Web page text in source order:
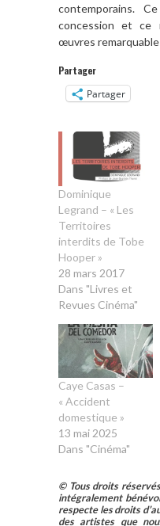
contemporains.
concession et ce
œuvres
Partager
Partager
Dominique
Legrand – « Les
Territoires
interdits de Tobe
Hooper »
28 mars 2017
Dans "Livres et
Revues Cinéma"
Caye Casas –
« Accident
domestique »
13 mai 2025
Dans "Cinéma"
© Tous droits
intégralement
respecte les droits
des artistes que